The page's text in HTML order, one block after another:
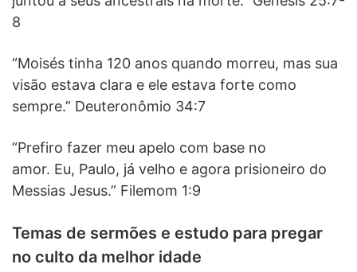
8
“Moisés tinha 120 anos quando morreu, mas sua
visão estava clara e ele estava forte como
sempre.” Deuteronômio 34:7
“Prefiro fazer meu apelo com base no
amor. Eu, Paulo, já velho e agora prisioneiro do
Messias Jesus.” Filemom 1:9
Temas de sermões e estudo para pregar
no culto da melhor idade